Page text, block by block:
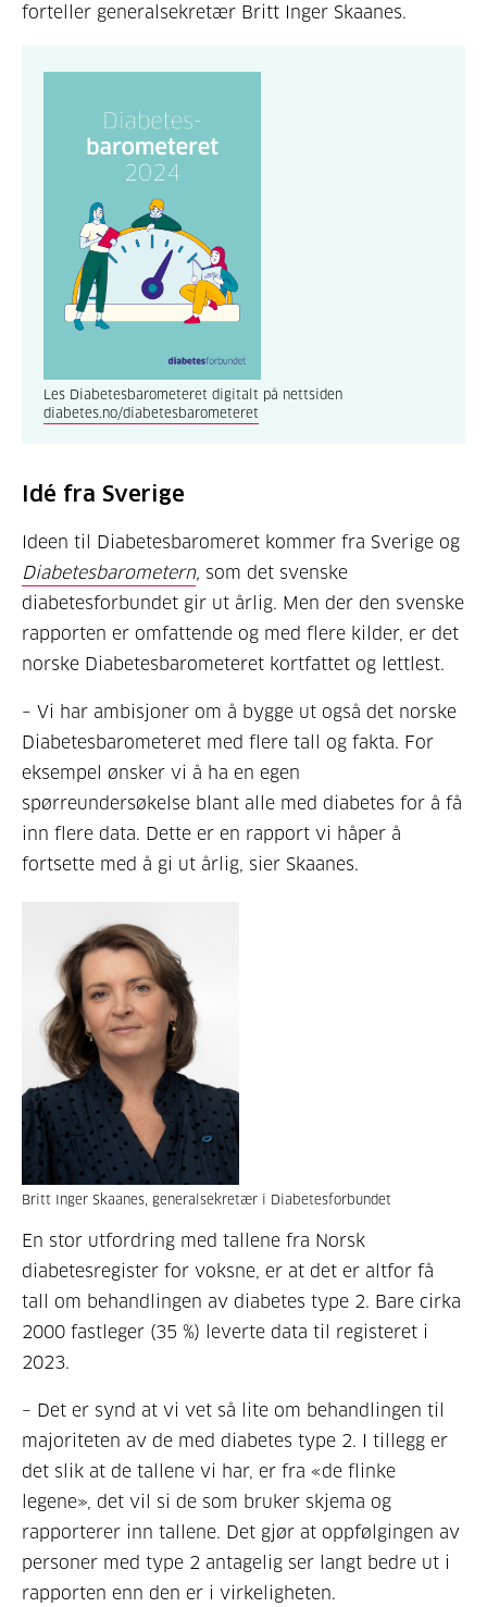
forteller generalsekretær Britt Inger Skaanes.
Les Diabetesbarometeret digitalt på nettsiden
diabetes.no/diabetesbarometeret
Idé fra Sverige
Ideen til Diabetesbaromeret kommer fra Sverige og
Diabetesbarometern, som det svenske
diabetesforbundet gir ut årlig. Men der den svenske
rapporten er omfattende og med flere kilder, er det
norske Diabetesbarometeret kortfattet og lettlest.
– Vi har ambisjoner om å bygge ut også det norske
Diabetesbarometeret med flere tall og fakta. For
eksempel ønsker vi å ha en egen
spørreundersøkelse blant alle med diabetes for å få
inn flere data. Dette er en rapport vi håper å
fortsette med å gi ut årlig, sier Skaanes.
Britt Inger Skaanes, generalsekretær i Diabetesforbundet
En stor utfordring med tallene fra Norsk
diabetesregister for voksne, er at det er altfor få
tall om behandlingen av diabetes type 2. Bare cirka
2000 fastleger (35 %) leverte data til registeret i
2023.
– Det er synd at vi vet så lite om behandlingen til
majoriteten av de med diabetes type 2. I tillegg er
det slik at de tallene vi har, er fra «de flinke
legene», det vil si de som bruker skjema og
rapporterer inn tallene. Det gjør at oppfølgingen av
personer med type 2 antagelig ser langt bedre ut i
rapporten enn den er i virkeligheten.